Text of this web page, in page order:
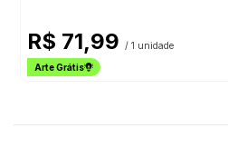
R$ 71,99 / 1 unidade
Arte Grátis